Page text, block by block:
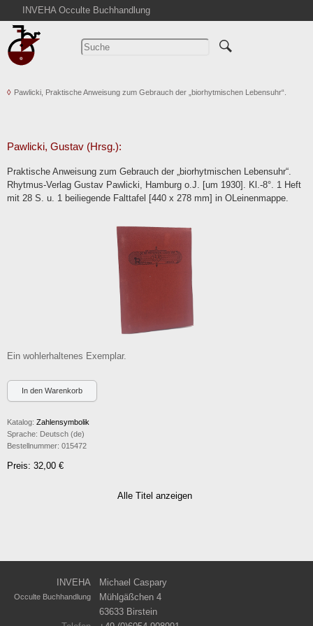
INVEHA Occulte Buchhandlung
Startseite
Detailsuche
Warenkorb
Kontakt
AGB
Pawlicki, Praktische Anweisung zum Gebrauch der „biorhytmischen Lebensuhr“.
Pawlicki, Gustav (Hrsg.):
Praktische Anweisung zum Gebrauch der „biorhytmischen Lebensuhr“.
Rhytmus-Verlag Gustav Pawlicki, Hamburg o.J. [um 1930]. Kl.-8°. 1 Heft
mit 28 S. u. 1 beiliegende Falttafel [440 x 278 mm] in OLeinenmappe.
Ein wohlerhaltenes Exemplar.
Katalog: Zahlensymbolik
Sprache: Deutsch (de)
Bestellnummer: 015472
Preis: 32,00 €
Alle Titel anzeigen
INVEHA Michael Caspary
Occulte Buchhandlung
Mühlgäßchen 4
63633 Birstein